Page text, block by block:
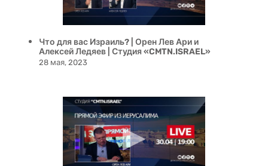
Что для вас Израиль? | Орен Лев Ари и
Алексей Ледяев | Студия «CMTN.ISRAEL»
28 мая, 2023